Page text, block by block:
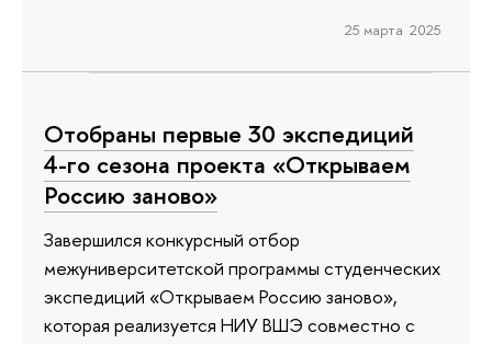
25 марта 2025
Отобраны первые 30 экспедиций
4-го сезона проекта «Открываем
Россию заново»
Завершился конкурсный отбор
межуниверситетской программы студенческих
экспедиций «Открываем Россию заново»,
которая реализуется НИУ ВШЭ совместно с